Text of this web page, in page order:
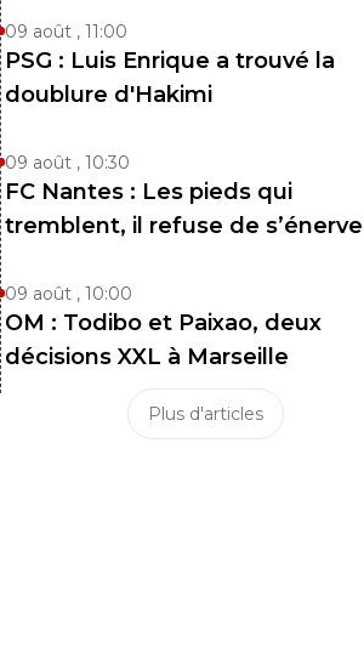
09 août , 11:00
PSG : Luis Enrique a trouvé la
doublure d'Hakimi
09 août , 10:30
FC Nantes : Les pieds qui
tremblent, il refuse de
09 août , 10:00
OM : Todibo et Paixao, deux
décisions XXL à Marseille
Plus d'articles